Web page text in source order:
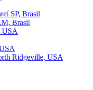
SP, Brasil
Brasil
USA
Ridgeville, USA